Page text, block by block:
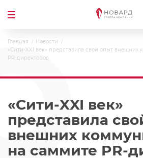
Главная
Новости
«Сити-XXI век» представила свой опыт
PR-директоров
«Сити-XXI век»
представила
внешних
на саммите PR-